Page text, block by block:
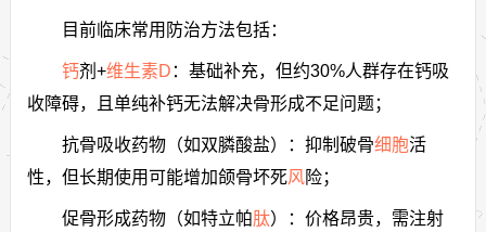
目前临床常用防治方法包括：
钙剂+维生素D ：基础补充，但约30%人群存在钙吸
收障碍，且单纯补钙无法解决骨形成不足问题；
抗骨吸收药物（如双膦酸盐）：抑制破骨细胞活
性，但长期使用可能增加颌骨坏死风险；
促骨形成药物（如特立帕肽）：价格昂贵，需注射